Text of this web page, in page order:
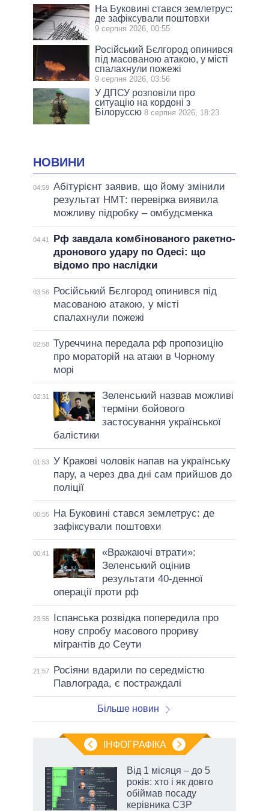
На Буковині стався землетрус:
де зафіксували поштовхи
9 серпня 2026, 00:55
Російський Бєлгород опинився
під масованою атакою, у місті
спалахнули пожежі
9 серпня 2026, 03:56
У ДПСУ розповіли про
ситуацію на кордоні з
Білоруссю 8 серпня 2026, 18:23
НОВИНИ
04:59 Абітурієнт заявив, що йому змінили
результат НМТ: перевірка виявила
можливу підробку – омбудсменка
04:41
Рф завдала комбінованого ракетно-
дронового удару по Одесі: що
відомо про наслідки
03:56
Російський Бєлгород опинився під
масованою атакою, у місті
спалахнули пожежі
02:58 Туреччина передала рф пропозицію
про мораторій на атаки в Чорному
морі
02:31
Зеленський назвав можливі
терміни бойового
застосування української
балістики
01:53 У Кракові чоловік напав на українську
пару, а через два дні сам прийшов до
поліції
00:55
На Буковині стався землетрус: де
зафіксували поштовхи
00:41
«Вражаючі втрати»:
Зеленський оцінив
результати 40-денної
операції проти рф
23:55
Іспанська розвідка попередила про
нову спробу масового прориву
мігрантів до Сеути
21:57
Росіяни вдарили по середмістю
Павлограда, є постраждалі
Більше новин
ІНФОГРАФІКА
Від 1 місяця – до 5
років: хто і як довго
обіймав посаду
керівника СЗР